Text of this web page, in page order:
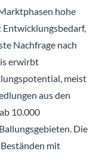
hohe
Nachfrage nach
erwirbt
meist
aus den
10.000
Die
mit